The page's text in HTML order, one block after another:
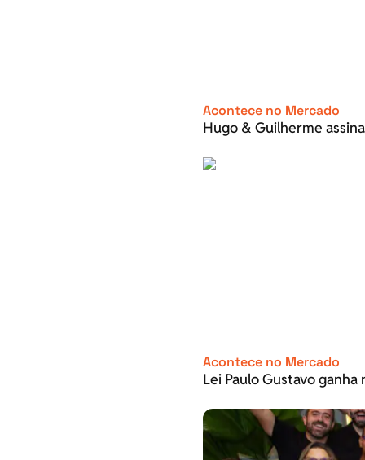
Acontece no Mercado
Hugo & Guilherme
Acontece no Mercado
Lei Paulo Gustavo